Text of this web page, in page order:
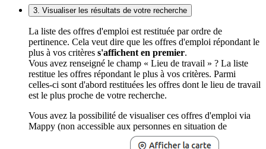
3. Visualiser les résultats de votre recherche
La liste des offres d'emploi est restituée par ordre de
pertinence. Cela veut dire que les offres d'emploi répondant le
plus à vos critères s'affichent en premier.
Vous avez renseigné le champ « Lieu de travail » ? La liste
restitue les offres répondant le plus à vos critères. Parmi
celles-ci sont d'abord restituées les offres dont le lieu de travail
est le plus proche de votre recherche.
Vous avez la possibilité de visualiser ces offres d'emploi via
Mappy (non accessible aux personnes en situation de